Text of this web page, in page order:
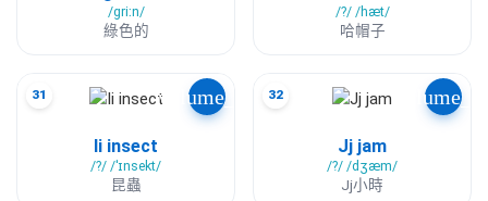
/ɡriːn/
綠色的
/?/ /hæt/
哈帽子
31 volume_up
Ii insect
/?/ /ˈɪnsekt/
昆蟲
32
Jj jam
/?/ /dʒæm/
Jj小時